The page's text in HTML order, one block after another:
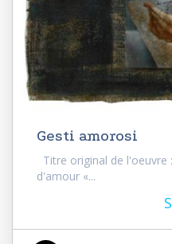
Gesti amorosi
Titre original de
d'amour «...